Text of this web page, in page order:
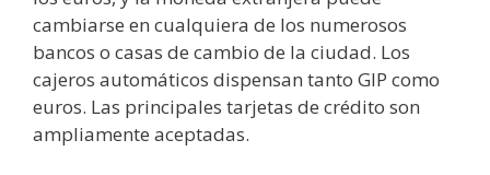
cambiarse en cualquiera de los numerosos
bancos o casas de cambio de la ciudad. Los
cajeros automáticos dispensan tanto GIP como
euros. Las principales tarjetas de crédito son
ampliamente aceptadas.